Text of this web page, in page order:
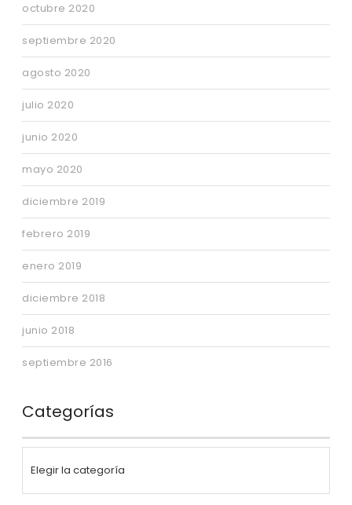
octubre 2020
septiembre 2020
agosto 2020
julio 2020
junio 2020
mayo 2020
diciembre 2019
febrero 2019
enero 2019
diciembre 2018
junio 2018
septiembre 2016
Categorías